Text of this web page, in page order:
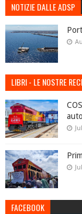
NOTIZIE DALLE ADSP
LIBRI - LE NOSTRE
FACEBOOK